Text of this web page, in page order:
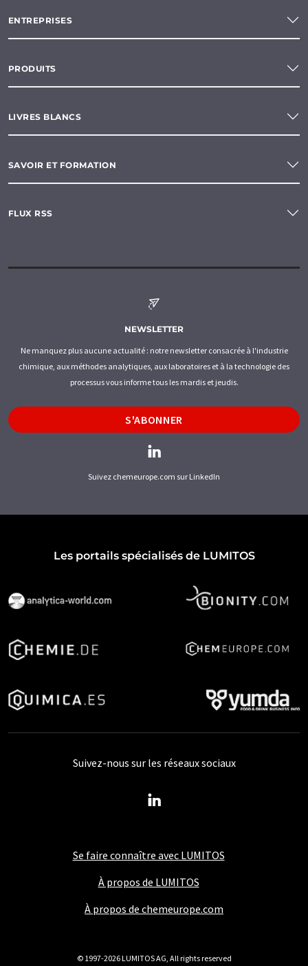
ENTREPRISES
PRODUITS
LIVRES BLANCS
SAVOIR ET FORMATION
FLUX RSS
NEWSLETTER
Ne manquez plus aucune actualité : notre newsletter consacrée à l'industrie
chimique, aux méthodes analytiques, aux laboratoires et à la technologie des
processus vous informe tous les mardis et jeudis.
S'ABONNER
Suivez chemeurope.com sur LinkedIn
Les portails spécialisés de LUMITOS
Se faire connaître avec LUMITOS
À propos de LUMITOS
À propos de chemeurope.com
Suivez-nous sur les réseaux sociaux
© 1997-2026 LUMITOS AG, All rights reserved